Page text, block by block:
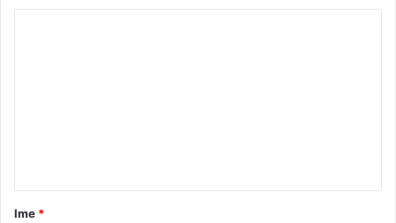
e
j
u
rIme *